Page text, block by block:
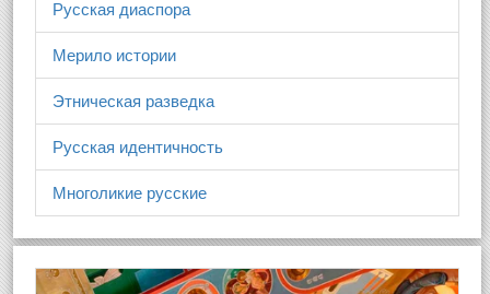
Русская диаспора
Мерило истории
Этническая разведка
Русская идентичность
Многоликие русские